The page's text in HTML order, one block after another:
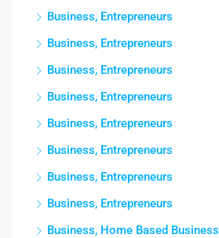
Business, Entrepreneurs
Business, Entrepreneurs
Business, Entrepreneurs
Business, Entrepreneurs
Business, Entrepreneurs
Business, Entrepreneurs
Business, Entrepreneurs
Business, Entrepreneurs
Business, Home Based Business